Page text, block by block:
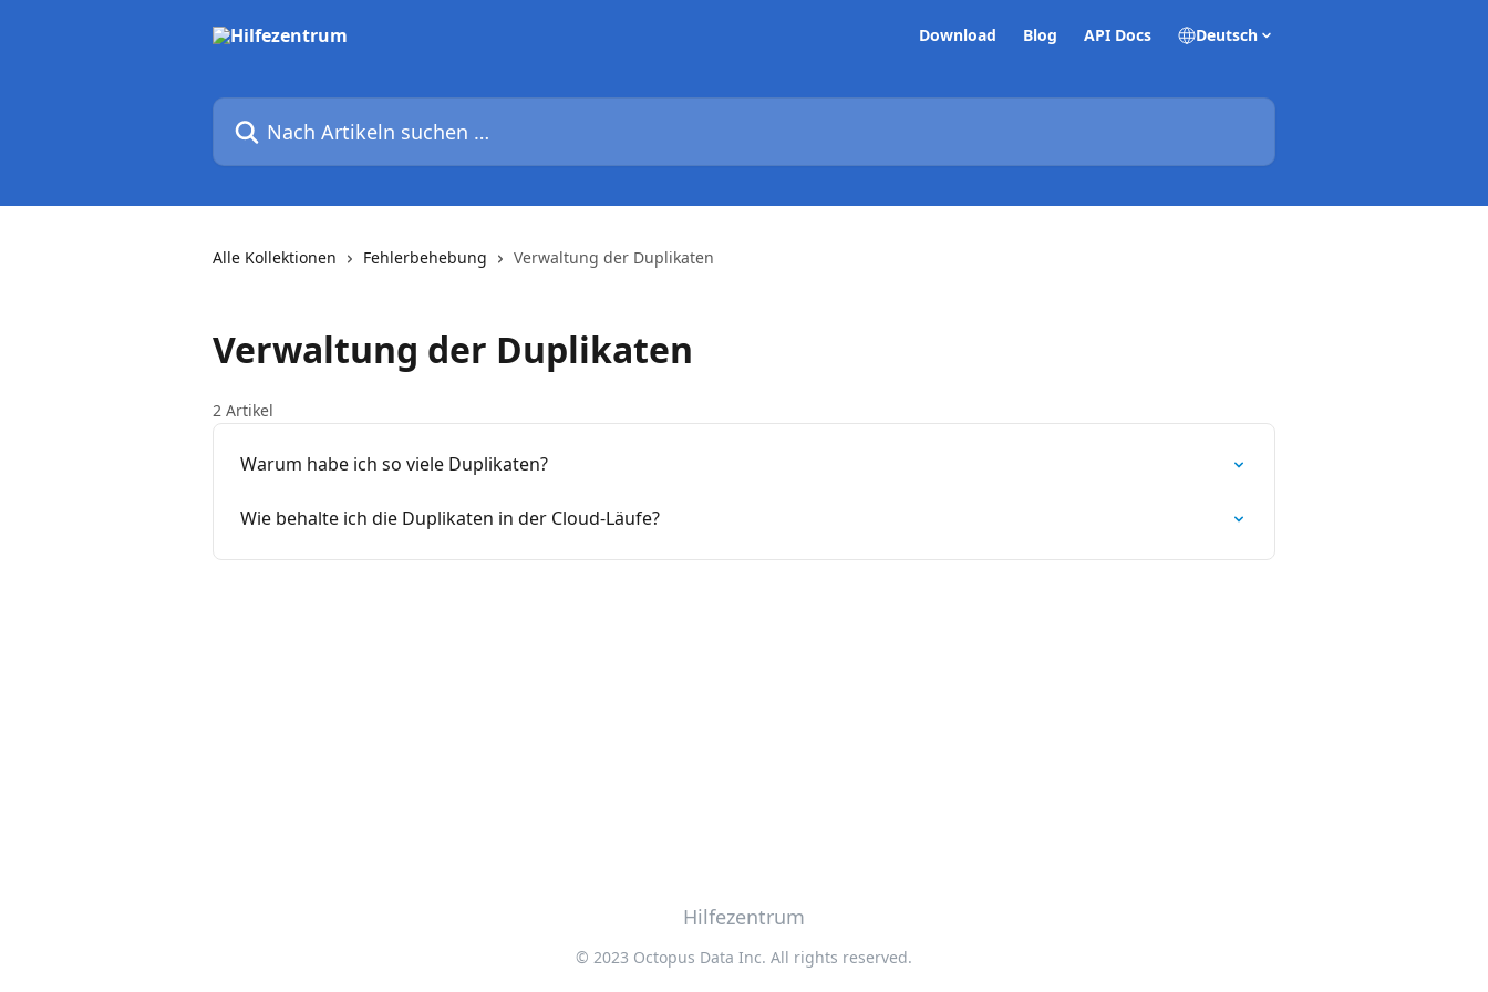
Download Blog API Docs Deutsch
Nach Artikeln suchen …
Alle Kollektionen Fehlerbehebung Verwaltung der Duplikaten
Verwaltung der Duplikaten
2 Artikel
Warum habe ich so viele Duplikaten?
Wie behalte ich die Duplikaten in der Cloud-Läufe?
Hilfezentrum
© 2023 Octopus Data Inc. All rights reserved.